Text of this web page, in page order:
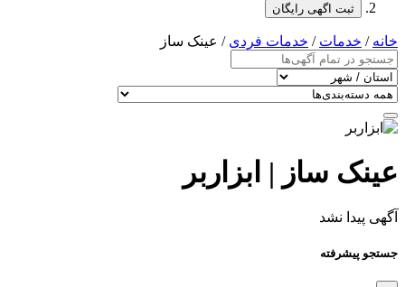
ثبت اگهی رایگان
خانه / خدمات / خدمات فردی / عینک ساز
عینک ساز | ابزاربر
آگهی پیدا نشد
جستجو پیشرفته